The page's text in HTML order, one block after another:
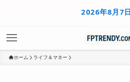
2026年8月7日の経済
ホーム ライフ＆マネー